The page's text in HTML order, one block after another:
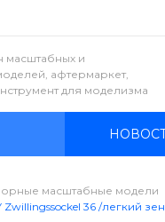
масштабных и
афтермаркет,
для моделизма
масштабные модели
Zwillingssockel 36 /легкий